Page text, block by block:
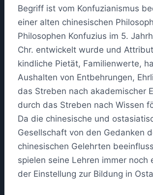
Begriff ist vom Konfuzianismus
einer alten chinesischen
Philosophen Konfuzius im 5.
Chr. entwickelt wurde und
kindliche Pietät, Familienwerte,
Aushalten von Entbehrungen,
das Streben nach akademischer
durch das Streben nach Wissen
Da die chinesische und
Gesellschaft von den Gedanken
chinesischen Gelehrten
spielen seine Lehren immer noch
der Einstellung zur Bildung in